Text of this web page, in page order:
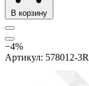
В корзину
−4%
Артикул: 578012-